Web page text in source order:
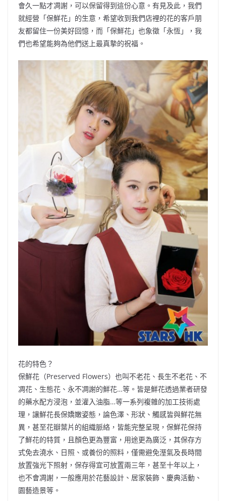
會久一點才凋謝，可以保留得到這份心意。有見及此，我們
就經營「保鮮花」的生意，希望收到我們店裡的花的客戶朋
友都留住一份美好回憶，而「保鮮花」也象徵「永恆」，我
們也希望能夠為他們送上最真摯的祝福。
花的特色？
保鮮花（Preserved Flowers）也叫不老花、長生不老花、不
凋花、生態花、永不凋謝的鮮花…等。皆是鮮花透過業者研發
的藥水配方浸泡，並灌入油脂…等一系列複雜的加工技術處
理，讓鮮花長保嬌嫩姿態，論色澤、形狀、觸感皆與鮮花無
異，甚至花瓣葉片的組織脈絡，皆能完整呈現，保鮮花保持
了鮮花的特質，且顏色更為豐富，用途更為廣泛，其保存方
式免去澆水、日照、或養份的照料，僅需避免溼氣及長時間
放置強光下照射，保存得宜可放置兩三年，甚至十年以上，
也不會凋謝，一般應用於花藝設計、居家裝飾、慶典活動、
園藝造景等。